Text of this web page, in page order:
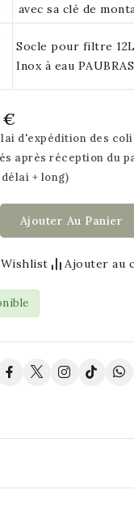
avec sa clé de
Socle pour filtre 12L
Inox à eau
€
d'expédition des
après réception du
+ long)
Ajouter Au Panier
Ajouter au